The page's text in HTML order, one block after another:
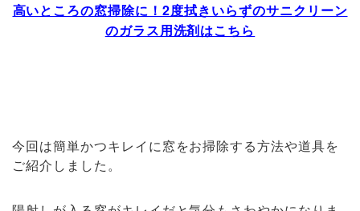
高いところの窓掃除に！2度拭きいらずのサニクリーン
のガラス用洗剤はこちら
今回は簡単かつキレイに窓をお掃除する方法や道具を
ご紹介しました。